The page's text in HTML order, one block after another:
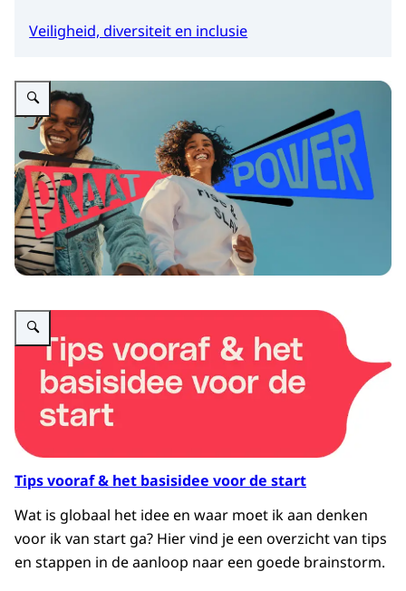
Veiligheid, diversiteit en inclusie
Vergroot afbeelding Sfeerbeeld met twee lachende jongeren en een
Vergroot afbeelding Afbeelding van tekstballon met de tips voor de start
Tips vooraf & het basisidee voor de start
Wat is globaal het idee en waar moet ik aan denken
voor ik van start ga? Hier vind je een overzicht van tips
en stappen in de aanloop naar een goede brainstorm.